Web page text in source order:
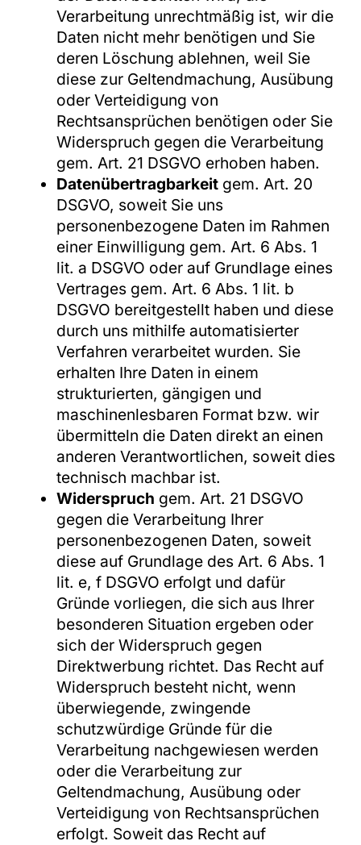
Verarbeitung unrechtmäßig ist, wir die
Daten nicht mehr benötigen und Sie
deren Löschung ablehnen, weil Sie
diese zur Geltendmachung, Ausübung
oder Verteidigung von
Rechtsansprüchen benötigen oder Sie
Widerspruch gegen die Verarbeitung
gem. Art. 21 DSGVO erhoben haben.
Datenübertragbarkeit gem. Art. 20
DSGVO, soweit Sie uns
personenbezogene Daten im Rahmen
einer Einwilligung gem. Art. 6 Abs. 1
lit. a DSGVO oder auf Grundlage eines
Vertrages gem. Art. 6 Abs. 1 lit. b
DSGVO bereitgestellt haben und diese
durch uns mithilfe automatisierter
Verfahren verarbeitet wurden. Sie
erhalten Ihre Daten in einem
strukturierten, gängigen und
maschinenlesbaren Format bzw. wir
übermitteln die Daten direkt an einen
anderen Verantwortlichen, soweit dies
technisch machbar ist.
Widerspruch gem. Art. 21 DSGVO
gegen die Verarbeitung Ihrer
personenbezogenen Daten, soweit
diese auf Grundlage des Art. 6 Abs. 1
lit. e, f DSGVO erfolgt und dafür
Gründe vorliegen, die sich aus Ihrer
besonderen Situation ergeben oder
sich der Widerspruch gegen
Direktwerbung richtet. Das Recht auf
Widerspruch besteht nicht, wenn
überwiegende, zwingende
schutzwürdige Gründe für die
Verarbeitung nachgewiesen werden
oder die Verarbeitung zur
Geltendmachung, Ausübung oder
Verteidigung von Rechtsansprüchen
erfolgt. Soweit das Recht auf